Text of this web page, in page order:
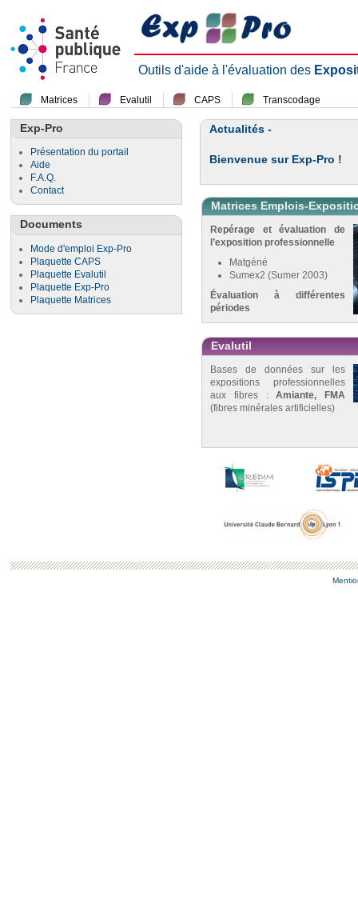
Outils d'aide à l'évaluation des
Matrices Evalutil CAPS Transcodage
Exp-Pro
Présentation du portail
Aide
F.A.Q.
Contact
Documents
Mode d'emploi Exp-Pro
Plaquette CAPS
Plaquette Evalutil
Plaquette Exp-Pro
Plaquette Matrices
Actualités -
Bienvenue sur Exp-Pro !
Matrices Emplois-
Repérage et évaluation de
l’exposition professionnelle
Matgéné
Sumex2 (Sumer 2003)
Évaluation à différentes
périodes
Evalutil
Bases de données sur les
expositions professionnelles
aux fibres :Amiante, FMA
(fibres minérales artificielles)